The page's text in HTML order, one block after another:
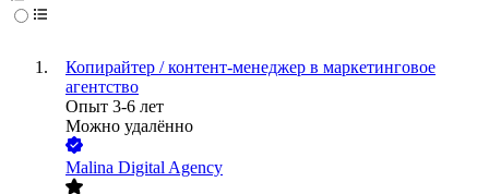
Копирайтер / контент-менеджер в маркетинговое
агентство
Опыт 3-6 лет
Можно удалённо
Malina Digital Agency